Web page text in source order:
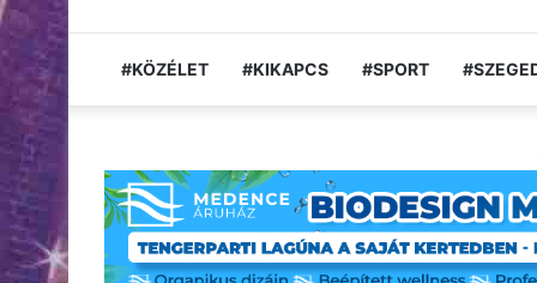
#KÖZÉLET #KIKAPCS #SPORT